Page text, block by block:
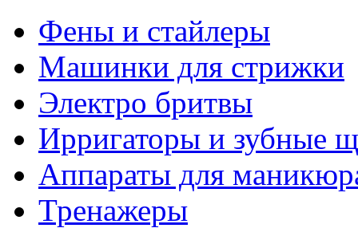
Фены и стайлеры
Машинки для стрижки
Электро бритвы
Ирригаторы и зубные
Аппараты для
Тренажеры